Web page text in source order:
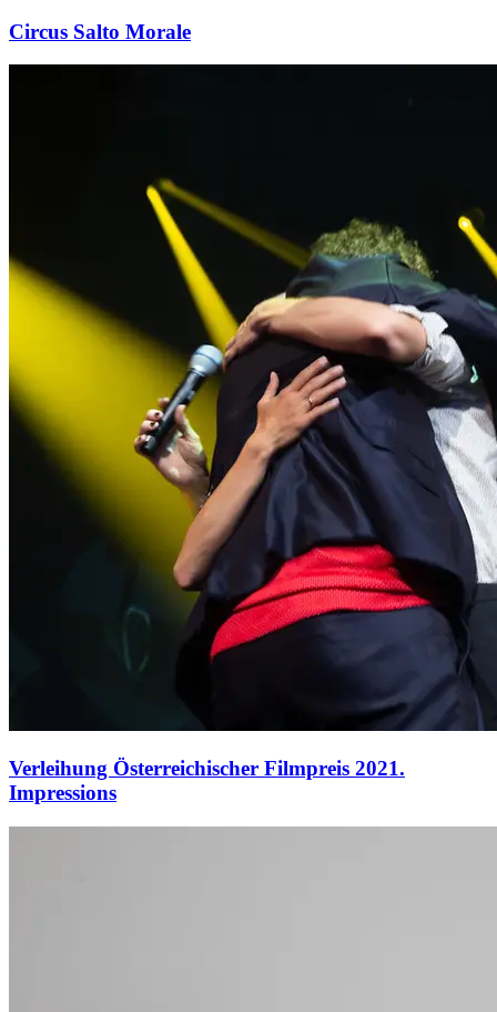
Circus Salto Morale
Verleihung Österreichischer Filmpreis 2021.
Impressions